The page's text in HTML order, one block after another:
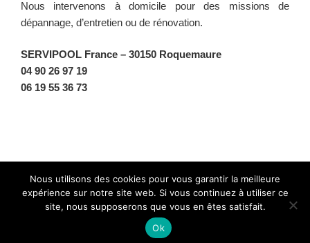
Nous intervenons à domicile pour des missions de
dépannage, d’entretien ou de rénovation.
SERVIPOOL France – 30150 Roquemaure
04 90 26 97 19
06 19 55 36 73
Fièrement propulsé par WordPress
Nous utilisons des cookies pour vous garantir la meilleure
expérience sur notre site web. Si vous continuez à utiliser ce
site, nous supposerons que vous en êtes satisfait.
Ok